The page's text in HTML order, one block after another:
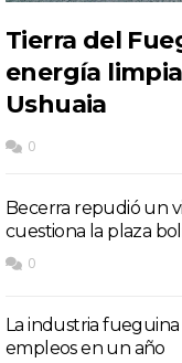
Tierra del
energía
Ushuaia
0
Becerra repudió un
cuestiona la plaza
0
La industria fueguina
empleos en un año